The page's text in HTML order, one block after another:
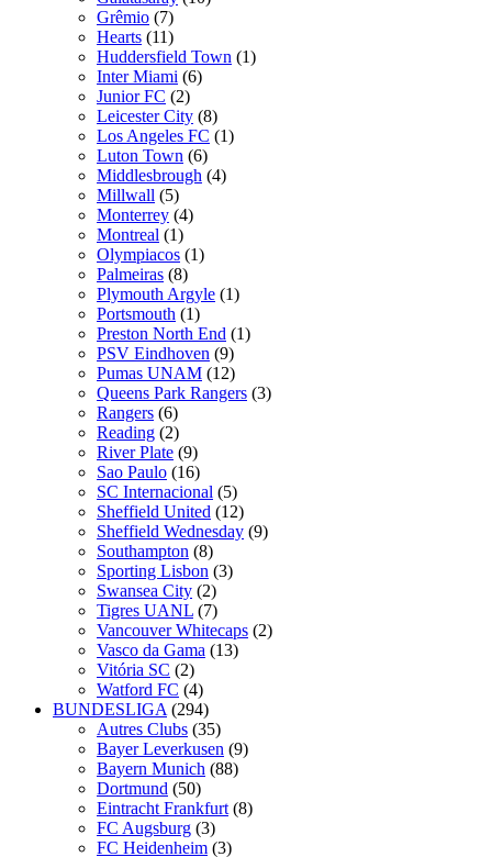
Grêmio (7)
Hearts (11)
Huddersfield Town (1)
Inter Miami (6)
Junior FC (2)
Leicester City (8)
Los Angeles FC (1)
Luton Town (6)
Middlesbrough (4)
Millwall (5)
Monterrey (4)
Montreal (1)
Olympiacos (1)
Palmeiras (8)
Plymouth Argyle (1)
Portsmouth (1)
Preston North End (1)
PSV Eindhoven (9)
Pumas UNAM (12)
Queens Park Rangers (3)
Rangers (6)
Reading (2)
River Plate (9)
Sao Paulo (16)
SC Internacional (5)
Sheffield United (12)
Sheffield Wednesday (9)
Southampton (8)
Sporting Lisbon (3)
Swansea City (2)
Tigres UANL (7)
Vancouver Whitecaps (2)
Vasco da Gama (13)
Vitória SC (2)
Watford FC (4)
BUNDESLIGA (294)
Autres Clubs (35)
Bayer Leverkusen (9)
Bayern Munich (88)
Dortmund (50)
Eintracht Frankfurt (8)
FC Augsburg (3)
FC Heidenheim (3)